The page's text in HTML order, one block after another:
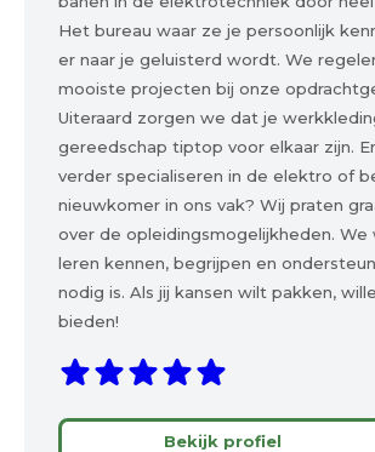
Het bureau waar ze je persoonlijk
er naar je geluisterd wordt. We
mooiste projecten bij onze
Uiteraard zorgen we dat je
gereedschap tiptop voor elkaar zijn.
verder specialiseren in de elektro of
nieuwkomer in ons vak? Wij praten
over de opleidingsmogelijkheden. We
leren kennen, begrijpen en
nodig is. Als jij kansen wilt pakken,
bieden!
Bekijk profiel